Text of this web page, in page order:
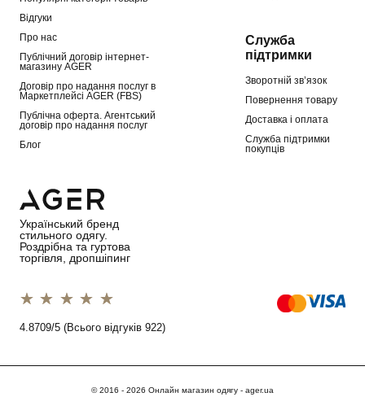
Відгуки
Про нас
Публічний договір інтернет-
магазину AGER
Договір про надання послуг в
Маркетплейсі AGER (FBS)
Публічна оферта. Агентський
договір про надання послуг
Блог
Служба
підтримки
Зворотній зв’язок
Повернення товару
Доставка і оплата
Служба підтримки
покупців
Український бренд
стильного одягу.
Роздрібна та гуртова
торгівля, дропшіпинг
1 star
2 stars
3 stars
4 stars
5 stars
4.8709/5 (Всього відгуків 922)
© 2016 - 2026 Онлайн магазин одягу - ager.ua